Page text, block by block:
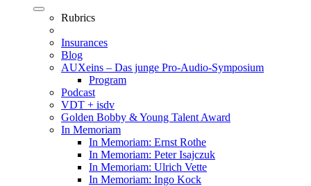
Rubrics
Insurances
Blog
AUXeins – Das junge Pro-Audio-Symposium
Program
Podcast
VDT + isdv
Golden Bobby & Young Talent Award
In Memoriam
In Memoriam: Ernst Rothe
In Memoriam: Peter Isajczuk
In Memoriam: Ulrich Vette
In Memoriam: Ingo Kock